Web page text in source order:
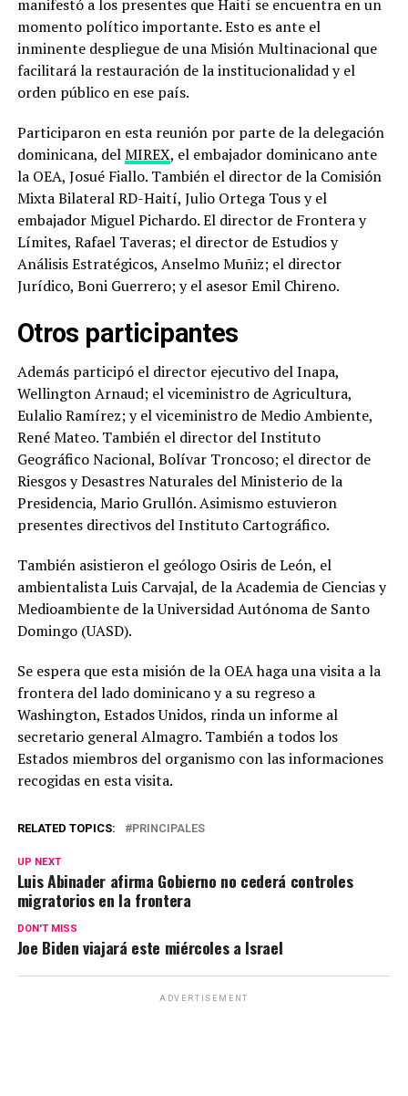
manifestó a los presentes que Haití se encuentra en un
momento político importante. Esto es ante el
inminente despliegue de una Misión Multinacional que
facilitará la restauración de la institucionalidad y el
orden público en ese país.
Participaron en esta reunión por parte de la delegación
dominicana, delMIREX, el embajador dominicano ante
la OEA, Josué Fiallo. También el director de la Comisión
Mixta Bilateral RD-Haití, Julio Ortega Tous y el
embajador Miguel Pichardo. El director de Frontera y
Límites, Rafael Taveras; el director de Estudios y
Análisis Estratégicos, Anselmo Muñiz; el director
Jurídico, Boni Guerrero; y el asesor Emil Chireno.
Otros participantes
Además participó el director ejecutivo del Inapa,
Wellington Arnaud; el viceministro de Agricultura,
Eulalio Ramírez; y el viceministro de Medio Ambiente,
René Mateo. También el director del Instituto
Geográfico Nacional, Bolívar Troncoso; el director de
Riesgos y Desastres Naturales del Ministerio de la
Presidencia, Mario Grullón. Asimismo estuvieron
presentes directivos del Instituto Cartográfico.
También asistieron el geólogo Osiris de León, el
ambientalista Luis Carvajal, de la Academia de Ciencias y
Medioambiente de la Universidad Autónoma de Santo
Domingo (UASD).
Se espera que esta misión de la OEA haga una visita a la
frontera del lado dominicano y a su regreso a
Washington, Estados Unidos, rinda un informe al
secretario general Almagro. También a todos los
Estados miembros del organismo con las informaciones
recogidas en esta visita.
RELATED TOPICS: PRINCIPALES
UP NEXT
Luis Abinader afirma Gobierno no cederá controles
migratorios en la frontera
DON'T MISS
Joe Biden viajará este miércoles a Israel
ADVERTISEMENT